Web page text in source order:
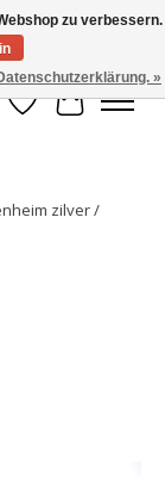
Wunschzettel
Ihr
zilver /
zu verbessern.
»